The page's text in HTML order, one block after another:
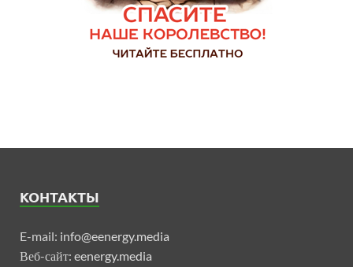
КОНТАКТЫ
E-mail: info@eenergy.media
Веб-сайт: eenergy.media